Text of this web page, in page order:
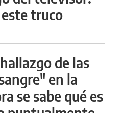
truco
de las
en la
se sabe qué es